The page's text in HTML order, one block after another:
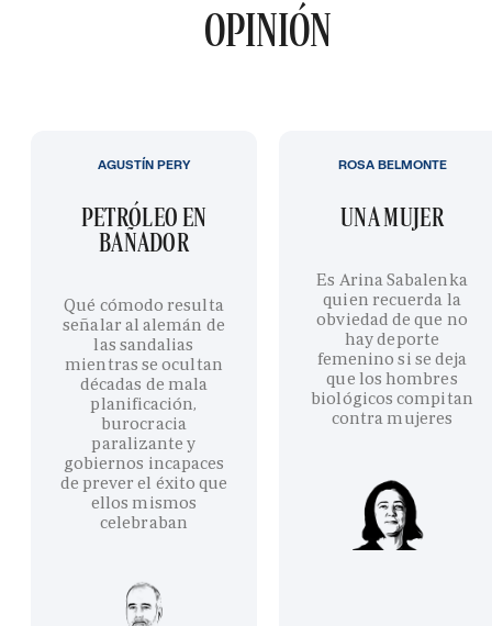
OPINIÓN
PETRÓLEO EN
BAÑADOR
Qué cómodo resulta
señalar al alemán de
las sandalias
mientras se ocultan
décadas de mala
planificación,
burocracia
paralizante y
gobiernos incapaces
de prever el éxito que
ellos mismos
celebraban
AGUSTÍN PERY
UNA MUJER
Es Arina Sabalenka
quien recuerda la
obviedad de que no
hay deporte
femenino si se deja
que los hombres
biológicos compitan
contra mujeres
ROSA BELMONTE